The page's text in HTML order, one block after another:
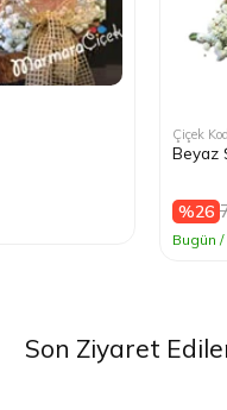
Son Ziyaret